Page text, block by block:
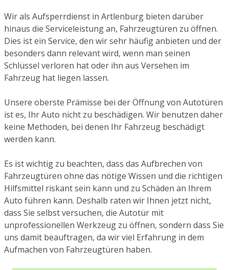
Wir als Aufsperrdienst in Artlenburg bieten darüber
hinaus die Serviceleistung an, Fahrzeugtüren zu öffnen.
Dies ist ein Service, den wir sehr häufig anbieten und der
besonders dann relevant wird, wenn man seinen
Schlüssel verloren hat oder ihn aus Versehen im
Fahrzeug hat liegen lassen.
Unsere oberste Prämisse bei der Öffnung von Autotüren
ist es, Ihr Auto nicht zu beschädigen. Wir benutzen daher
keine Methoden, bei denen Ihr Fahrzeug beschädigt
werden kann.
Es ist wichtig zu beachten, dass das Aufbrechen von
Fahrzeugtüren ohne das nötige Wissen und die richtigen
Hilfsmittel riskant sein kann und zu Schäden an Ihrem
Auto führen kann. Deshalb raten wir Ihnen jetzt nicht,
dass Sie selbst versuchen, die Autotür mit
unprofessionellen Werkzeug zu öffnen, sondern dass Sie
uns damit beauftragen, da wir viel Erfahrung in dem
Aufmachen von Fahrzeugtüren haben.